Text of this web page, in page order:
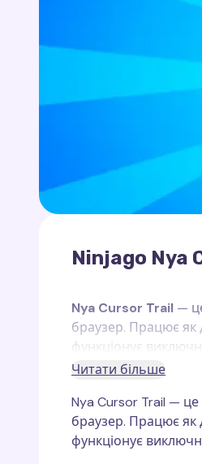
Ninjago Nya
Nya Cursor Trail —
браузер. Працює
функціонує
Нія— це один із
Читати більше
Nya Cursor Trail — це
браузер. Працює як
функціонує